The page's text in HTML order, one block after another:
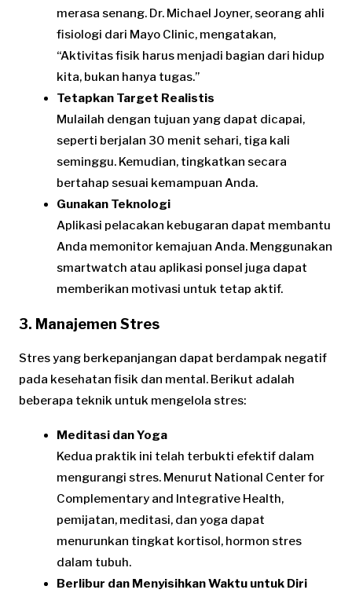
merasa senang. Dr. Michael Joyner, seorang ahli
fisiologi dari Mayo Clinic, mengatakan,
“Aktivitas fisik harus menjadi bagian dari hidup
kita, bukan hanya tugas.”
Tetapkan Target Realistis
Mulailah dengan tujuan yang dapat dicapai,
seperti berjalan 30 menit sehari, tiga kali
seminggu. Kemudian, tingkatkan secara
bertahap sesuai kemampuan Anda.
Gunakan Teknologi
Aplikasi pelacakan kebugaran dapat membantu
Anda memonitor kemajuan Anda. Menggunakan
smartwatch atau aplikasi ponsel juga dapat
memberikan motivasi untuk tetap aktif.
3. Manajemen Stres
Stres yang berkepanjangan dapat berdampak negatif
pada kesehatan fisik dan mental. Berikut adalah
beberapa teknik untuk mengelola stres:
Meditasi dan Yoga
Kedua praktik ini telah terbukti efektif dalam
mengurangi stres. Menurut National Center for
Complementary and Integrative Health,
pemijatan, meditasi, dan yoga dapat
menurunkan tingkat kortisol, hormon stres
dalam tubuh.
Berlibur dan Menyisihkan Waktu untuk Diri